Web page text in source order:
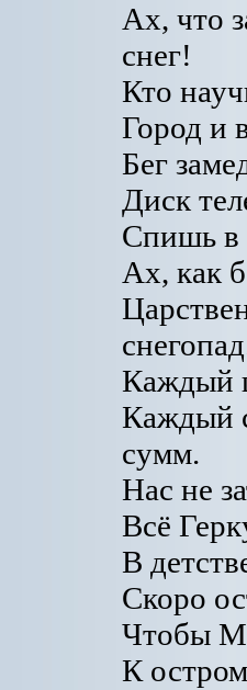
Ах, что
снег!
Кто
Город и
Бег
Диск
Спишь в
Ах, как
Каждый
Каждый
сумм.
Нас не
Всё
В
Скоро
Чтобы
К